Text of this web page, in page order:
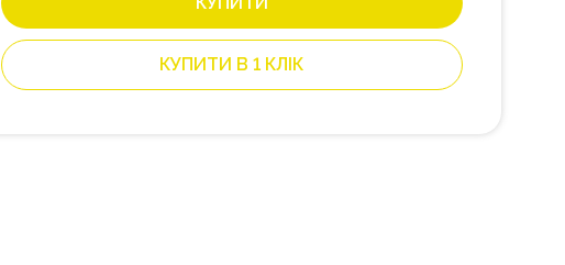
КУПИТИ В 1 КЛІК